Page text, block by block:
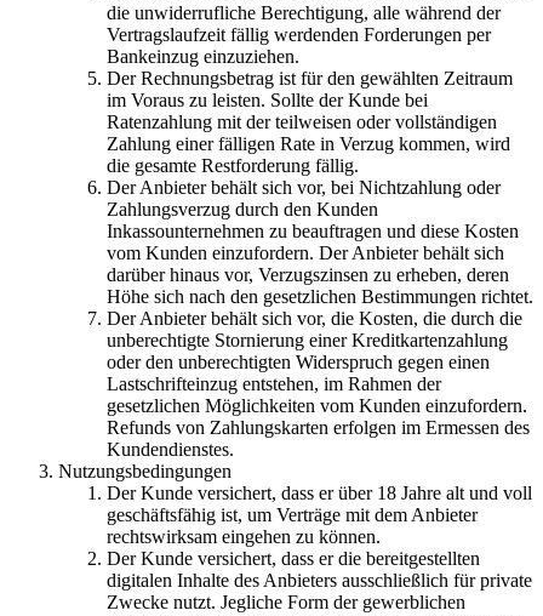
die unwiderrufliche Berechtigung, alle während der
Vertragslaufzeit fällig werdenden Forderungen per
Bankeinzug einzuziehen.
Der Rechnungsbetrag ist für den gewählten Zeitraum
im Voraus zu leisten. Sollte der Kunde bei
Ratenzahlung mit der teilweisen oder vollständigen
Zahlung einer fälligen Rate in Verzug kommen, wird
die gesamte Restforderung fällig.
Der Anbieter behält sich vor, bei Nichtzahlung oder
Zahlungsverzug durch den Kunden
Inkassounternehmen zu beauftragen und diese Kosten
vom Kunden einzufordern. Der Anbieter behält sich
darüber hinaus vor, Verzugszinsen zu erheben, deren
Höhe sich nach den gesetzlichen Bestimmungen richtet.
Der Anbieter behält sich vor, die Kosten, die durch die
unberechtigte Stornierung einer Kreditkartenzahlung
oder den unberechtigten Widerspruch gegen einen
Lastschrifteinzug entstehen, im Rahmen der
gesetzlichen Möglichkeiten vom Kunden einzufordern.
Refunds von Zahlungskarten erfolgen im Ermessen des
Kundendienstes.
Nutzungsbedingungen
Der Kunde versichert, dass er über 18 Jahre alt und voll
geschäftsfähig ist, um Verträge mit dem Anbieter
rechtswirksam eingehen zu können.
Der Kunde versichert, dass er die bereitgestellten
digitalen Inhalte des Anbieters ausschließlich für private
Zwecke nutzt. Jegliche Form der gewerblichen